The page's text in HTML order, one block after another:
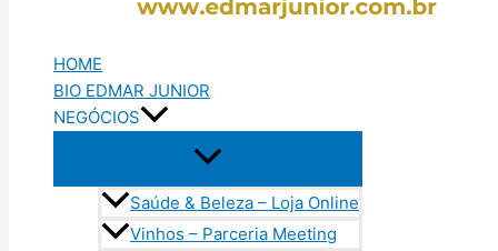
HOME
BIO EDMAR JUNIOR
NEGÓCIOS
Saúde & Beleza – Loja Online
Vinhos – Parceria Meeting